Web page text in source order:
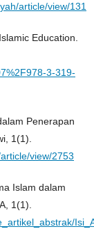
article/view/131
Education.
3-319-
Penerapan
1(1).
view/2753
Islam dalam
1(1).